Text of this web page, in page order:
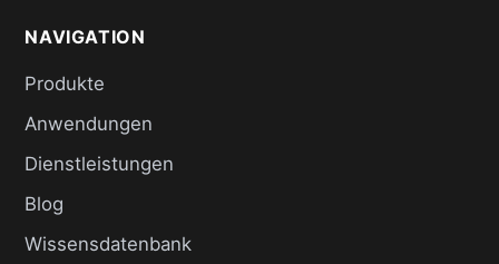
NAVIGATION
Produkte
Anwendungen
Dienstleistungen
Blog
Wissensdatenbank